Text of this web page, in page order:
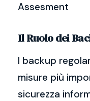
Assesment
Il Ruolo dei
I backup
misure più
sicurezza